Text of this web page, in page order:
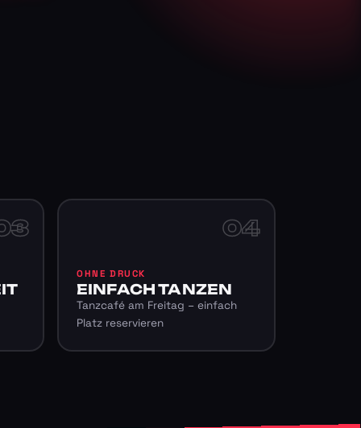
04
OHNE DRUCK
EINFACH TANZEN
Tanzcafé am Freitag – einfach
Platz reservieren